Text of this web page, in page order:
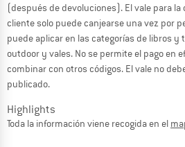
(después de devoluciones). El vale para
cliente solo puede canjearse una vez por
puede aplicar en las categorías de libros y
outdoor y vales. No se permite el pago en
combinar con otros códigos. El vale no
publicado.
Highlights
Toda la información viene recogida en el